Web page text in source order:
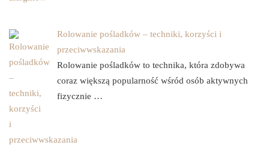
Rolowanie pośladków – techniki, korzyści i
przeciwwskazania
Rolowanie pośladków to technika, która zdobywa
coraz większą popularność wśród osób aktywnych
fizycznie …